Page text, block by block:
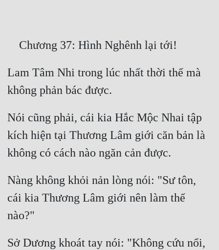
Truyện Nhập Môn
Xa Lộ Dịch
Cung Đấu
Cạnh Kỹ
Cổ Tiên Hiệp
Du Hí
Dã Sử
Lam Tâm Nhi trong lúc nhất thời thế mà
Nói cũng phải, cái kia Hắc Mộc Nhai tập
kích hiện tại Thương Lâm giới căn bản là
Nàng không khỏi nản lòng nói: "Sư tôn,
cái kia Thương Lâm giới nên làm thế
Sở Dương khoát tay nói: "Không cứu nổi,